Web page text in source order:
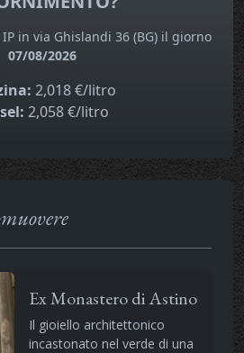
in via Ghislandi 36 (BG) il giorno
07/08/2026
2,018 €/litro
2,058 €/litro
Ex Monastero di Astino
Il gioiello architettonico
incastonato nel verde di una